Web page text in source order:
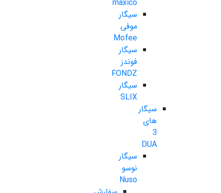
maxico
سیگار
موفی
Mofee
سیگار
فوندز
FONDZ
سیگار
SLIX
سیگار
های
3
DUA
سیگار
نوسو
Nuso